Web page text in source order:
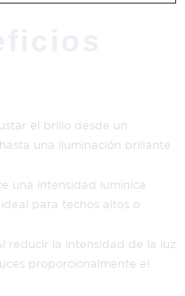
el brillo desde un
una iluminación brillante
una intensidad lumínica
para techos altos o
reducir la intensidad de la luz
proporcionalmente el